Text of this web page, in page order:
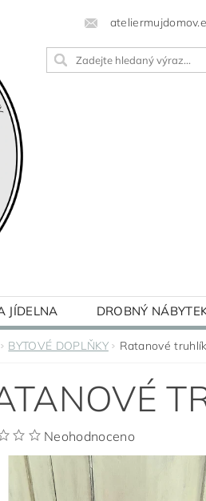
JÍDELNA DROBNÝ
BLOG
BYTOVÉ DOPLŇKY Ratanové
Neohodnoceno